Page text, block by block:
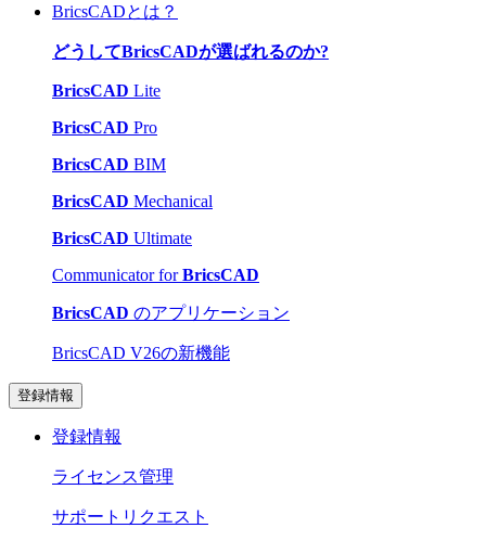
BricsCADとは？
どうしてBricsCADが選ばれるのか?
BricsCAD Lite
BricsCAD Pro
BricsCAD BIM
BricsCAD Mechanical
BricsCAD Ultimate
Communicator forBricsCAD
BricsCAD のアプリケーション
BricsCAD V26の新機能
登録情報
登録情報
ライセンス管理
サポートリクエスト